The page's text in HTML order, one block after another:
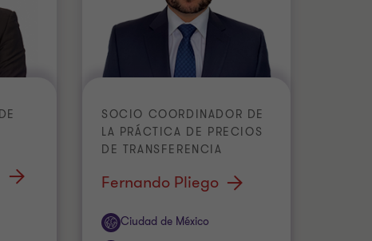
Fernando Pliego
SOCIO COORDINADOR DE
LA PRÁCTICA DE PRECIOS
DE TRANSFERENCIA
Ciudad de México
Oficina